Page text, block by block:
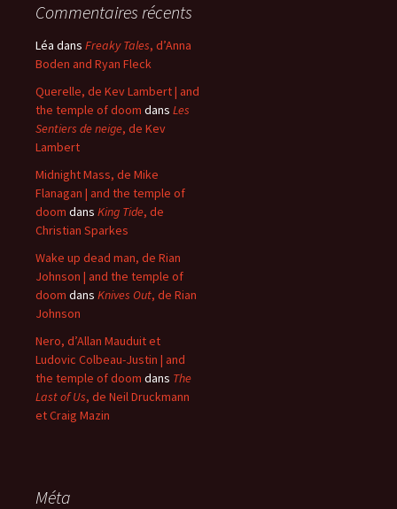
Commentaires récents
Léa dans Freaky Tales, d’Anna
Boden and Ryan Fleck
Querelle, de Kev Lambert | and
the temple of doom dans Les
Sentiers de neige, de Kev
Lambert
Midnight Mass, de Mike
Flanagan | and the temple of
doom dans King Tide, de
Christian Sparkes
Wake up dead man, de Rian
Johnson | and the temple of
doom dans Knives Out, de Rian
Johnson
Nero, d’Allan Mauduit et
Ludovic Colbeau-Justin | and
the temple of doom dans The
Last of Us, de Neil Druckmann
et Craig Mazin
Méta